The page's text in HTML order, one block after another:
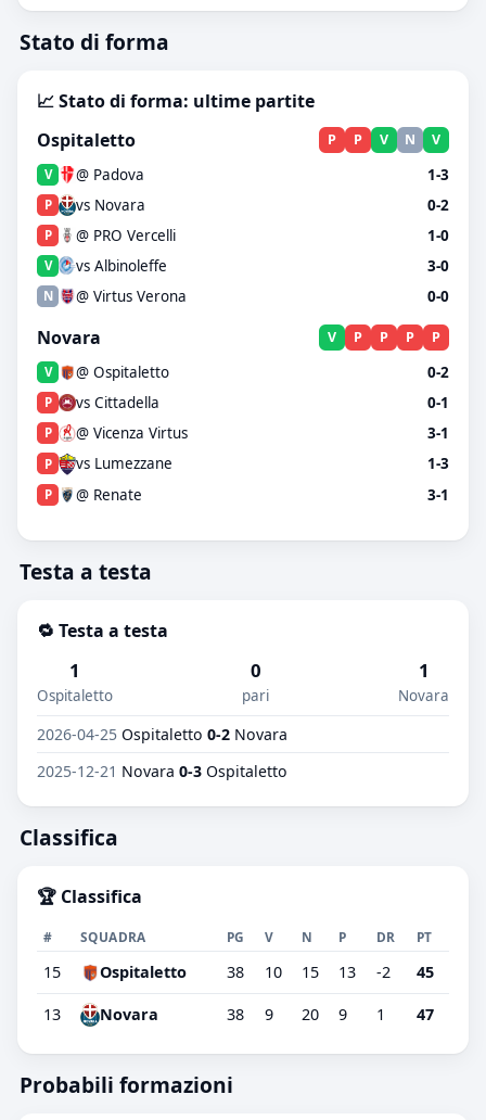
Stato di forma
📈 Stato di forma: ultime partite
Ospitaletto
P P V N V
V @ Padova 1-3
P vs Novara 0-2
P @ PRO Vercelli 1-0
V vs Albinoleffe 3-0
N @ Virtus Verona 0-0
Novara V P P P P
V @ Ospitaletto 0-2
P vs Cittadella 0-1
P @ Vicenza Virtus 3-1
P vs Lumezzane 1-3
P @ Renate 3-1
Testa a testa
🔁 Testa a testa
1
Ospitaletto
0
pari
1
Novara
2026-04-25 Ospitaletto 0-2 Novara
2025-12-21 Novara 0-3 Ospitaletto
Classifica
🏆 Classifica
# SQUADRA PG V N P DR PT
15 Ospitaletto 38 10 15 13 -2 45
13 Novara 38 9 20 9 1 47
Probabili formazioni